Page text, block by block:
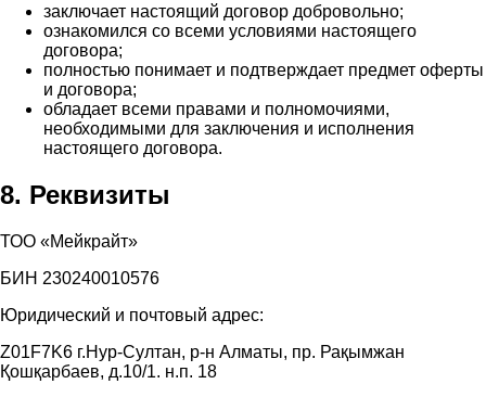
заключает настоящий договор добровольно;
ознакомился со всеми условиями настоящего
договора;
полностью понимает и подтверждает предмет оферты
и договора;
обладает всеми правами и полномочиями,
необходимыми для заключения и исполнения
настоящего договора.
8. Реквизиты
ТОО «Мейкрайт»
БИН 230240010576
Юридический и почтовый адрес:
Z01F7K6 г.Нур-Султан, р-н Алматы, пр. Рақымжан
Қошқарбаев, д.10/1. н.п. 18